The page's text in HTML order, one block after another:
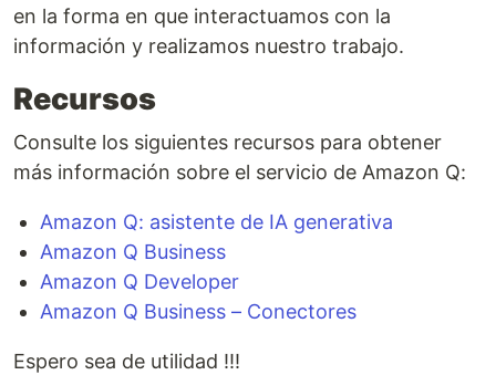
en la forma en que interactuamos con la
información y realizamos nuestro trabajo.
Recursos
Consulte los siguientes recursos para obtener
más información sobre el servicio de Amazon Q:
Amazon Q: asistente de IA generativa
Amazon Q Business
Amazon Q Developer
Amazon Q Business – Conectores
Espero sea de utilidad !!!